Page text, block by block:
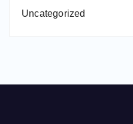
Uncategorized